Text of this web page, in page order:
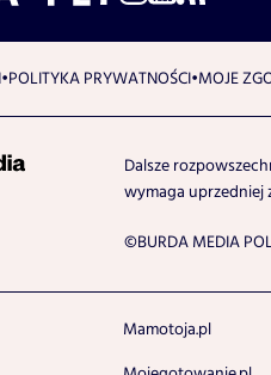
POLITYKA PRYWATNOŚCI MOJE
Dalsze
wymaga uprzedniej
©BURDA MEDIA
Mamotoja.pl